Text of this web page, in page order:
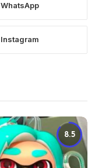
WhatsApp
Instagram
8.5